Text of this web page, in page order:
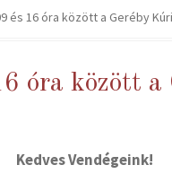
és 16 óra között a Geréby
óra között
Kedves Vendégeink!